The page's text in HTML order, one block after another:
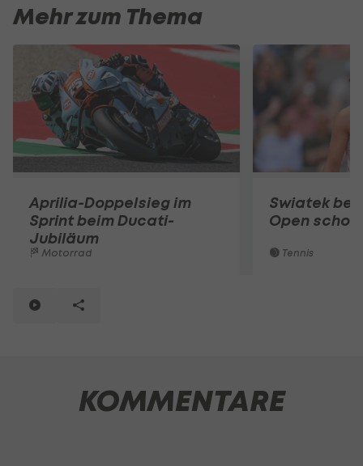
Mehr zum Thema
Aprilia-Doppelsieg im
Sprint beim Ducati-
Jubiläum
Motorrad
Swiatek bei
Open
Tennis
KOMMENTARE